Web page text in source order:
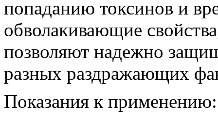
попаданию токсинов и
обволакивающие
позволяют надежно
разных раздражающих
Показания к применению: